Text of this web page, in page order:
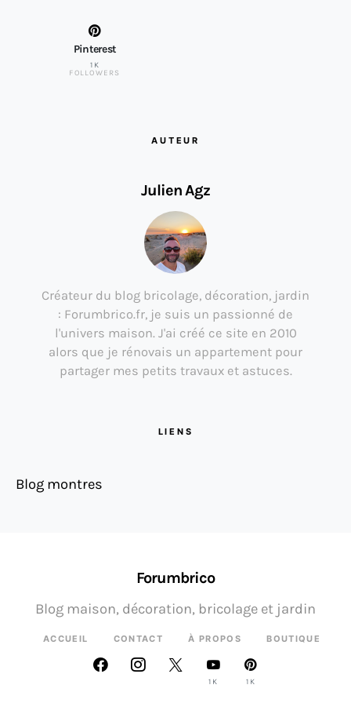
Pinterest
1K
FOLLOWERS
AUTEUR
Julien Agz
Créateur du blog bricolage, décoration, jardin
: Forumbrico.fr, je suis un passionné de
l'univers maison. J'ai créé ce site en 2010
alors que je rénovais un appartement pour
partager mes petits travaux et astuces.
LIENS
Blog montres
Forumbrico
ACCUEIL CONTACT À PROPOS BOUTIQUE
Blog maison, décoration, bricolage et jardin
1K 1K